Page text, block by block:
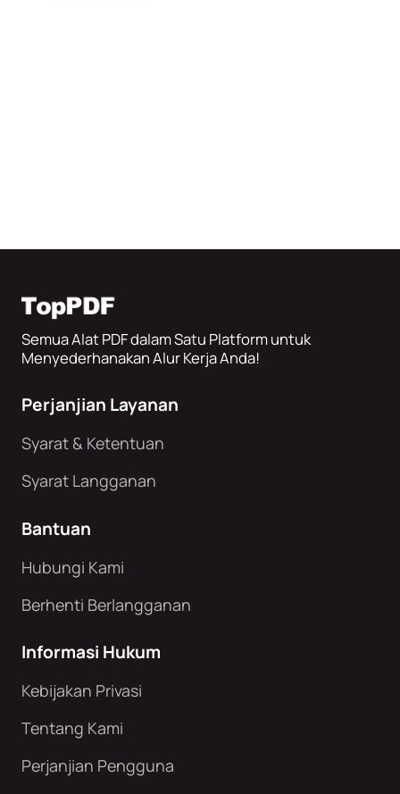
Semua Alat PDF dalam Satu Platform untuk
Menyederhanakan Alur Kerja Anda!
Perjanjian Layanan
Syarat & Ketentuan
Syarat Langganan
Bantuan
Hubungi Kami
Berhenti Berlangganan
Informasi Hukum
Kebijakan Privasi
Tentang Kami
Perjanjian Pengguna